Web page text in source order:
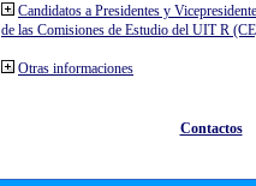
Candidatos a Presidentes y
de las Comisiones de Estudio del UIT R
Otras informaciones
Contactos